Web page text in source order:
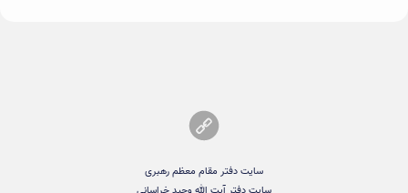
سایت دفتر مقام معظم رهبری